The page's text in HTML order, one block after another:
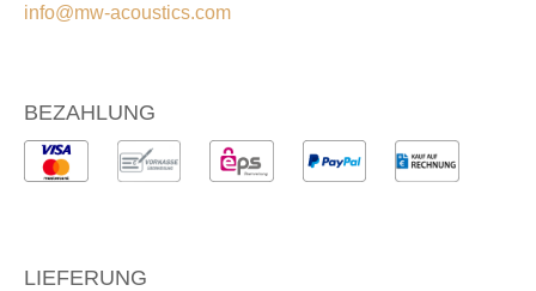
info@mw-acoustics.com
BEZAHLUNG
LIEFERUNG